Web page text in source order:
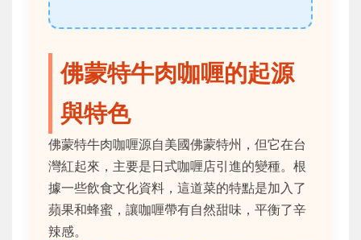
佛蒙特牛肉咖喱的起源
與特色
佛蒙特牛肉咖喱源自美國佛蒙特州，但它在台
灣紅起來，主要是日式咖喱店引進的變種。根
據一些飲食文化資料，這道菜的特點是加入了
蘋果和蜂蜜，讓咖喱帶有自然甜味，平衡了辛
辣感。